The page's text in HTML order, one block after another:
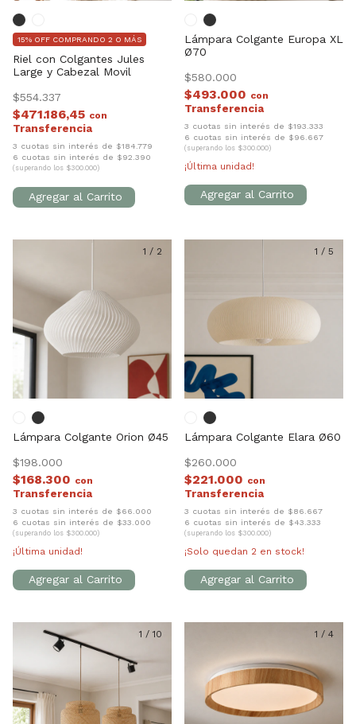
Riel con Colgantes Jules
Large y Cabezal Movil
$554.337
15% OFF COMPRANDO 2 O MÁS
$471.186,45 con
3 cuotas sin interés de $184.779
6 cuotas sin interés de $92.390
(superando los $300.000)
Lámpara Colgante Europa XL
Ø70
$580.000
$493.000 con
3 cuotas sin interés de $193.333
6 cuotas sin interés de $96.667
(superando los $300.000)
¡Última unidad!
1 / 2
Lámpara Colgante Orion Ø45
$198.000
$168.300 con
3 cuotas sin interés de $66.000
6 cuotas sin interés de $33.000
(superando los $300.000)
¡Última unidad!
1 / 5
Lámpara Colgante Elara Ø60
$260.000
$221.000 con
3 cuotas sin interés de $86.667
6 cuotas sin interés de $43.333
(superando los $300.000)
¡Solo quedan 2 en stock!
1 / 10 1 / 4